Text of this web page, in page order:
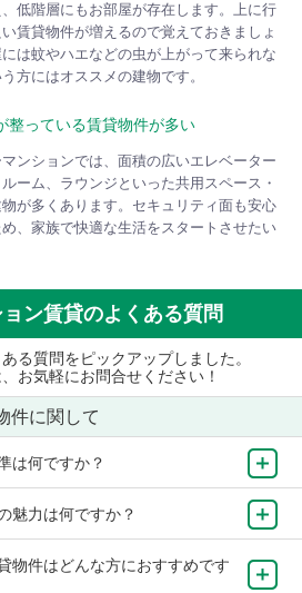
低階層にもお部屋が存在します。上に行
賃貸物件が増えるので覚えておきましょ
は蚊やハエなどの虫が上がって来られな
方にはオススメの建物です。
整っている賃貸物件が多い
ンションでは、面積の広いエレベーター
ーム、ラウンジといった共用スペース・
が多くあります。セキュリティ面も安心
、家族で快適な生活をスタートさせたい
ン賃貸のよくある質問
る質問をピックアップしました。
お気軽にお問合せください！
件に関して
は何ですか？
魅力は何ですか？
物件はどんな方におすすめです